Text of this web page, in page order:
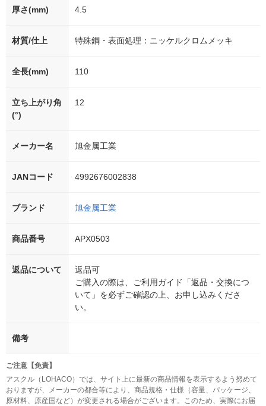
厚さ(mm) 4.5
材質/仕上 特殊鋼・表面処理：ニッケルクロムメッキ
全長(mm) 110
立ち上がり角
(°)
12
メーカー名 旭金属工業
JANコード 4992676002838
ブランド 旭金属工業
商品番号 APX0503
返品について
返品可
ご購入の際は、ご利用ガイド「返品・交換につ
いて」を必ずご確認の上、お申し込みくださ
い。
備考
ご注意【免責】
アスクル（LOHACO）では、サイト上に最新の商品情報を表示するよう努めて
おりますが、メーカーの都合等により、商品規格・仕様（容量、パッケージ、
原材料、原産国など）が変更される場合がございます。このため、実際にお届